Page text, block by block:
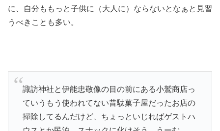
に、自分ももっと子供に（大人に）ならないとなぁと見習
うべきことも多い。
諏訪神社と伊能忠敬像の目の前にある小鷲商店っ
ていうもう使われてない昔駄菓子屋だったお店の
掃除してるんだけど、ちょっといじればゲストハ